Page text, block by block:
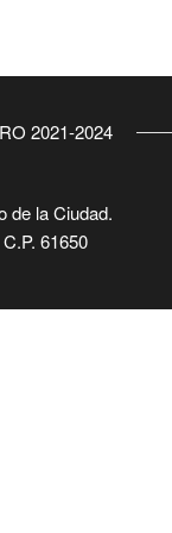
2021-2024
de la Ciudad.
61650